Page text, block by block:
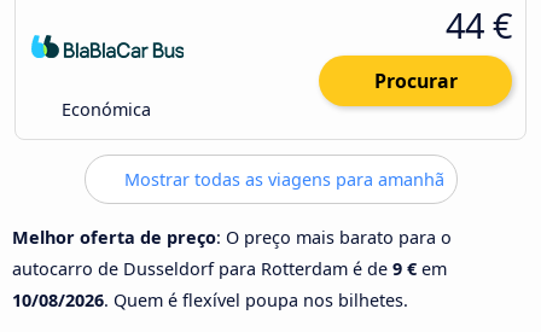
Económica
44 €
Procurar
Mostrar todas as viagens para amanhã
Melhor oferta de preço: O preço mais barato para o
autocarro de Dusseldorf para Rotterdam é de 9 € em
10/08/2026. Quem é flexível poupa nos bilhetes.